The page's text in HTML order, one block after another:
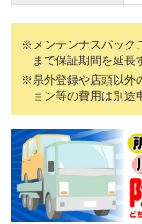
※メンテンナスパック
まで保証期間を延長
※県外登録や店頭以外
ョン等の費用は別途